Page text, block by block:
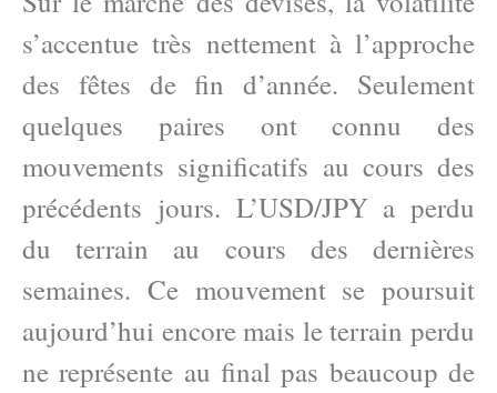
s’accentue très nettement à l’approche
des fêtes de fin d’année. Seulement
quelques paires ont connu des
mouvements significatifs au cours des
précédents jours. L’USD/JPY a perdu
du terrain au cours des dernières
semaines. Ce mouvement se poursuit
aujourd’hui encore mais le terrain perdu
ne représente au final pas beaucoup de